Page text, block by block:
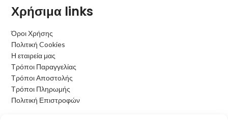
Χρήσιμα links
Όροι Χρήσης
Πολιτική Cookies
Η εταιρεία μας
Τρόποι Παραγγελίας
Τρόποι Αποστολής
Τρόποι Πληρωμής
Πολιτική Επιστροφών